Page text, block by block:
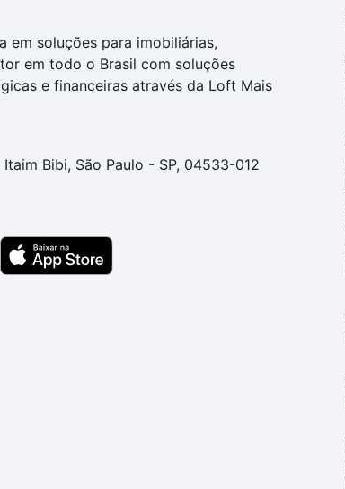
em soluções para imobiliárias,
em todo o Brasil com soluções
e financeiras através da Loft Mais
Itaim Bibi, São Paulo - SP, 04533-012